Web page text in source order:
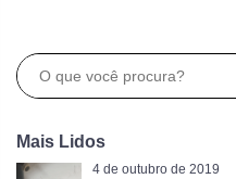
Mais Lidos
4 de outubro de 2019